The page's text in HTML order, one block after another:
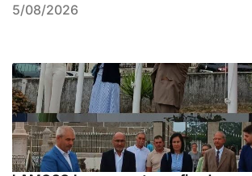
5/08/2026